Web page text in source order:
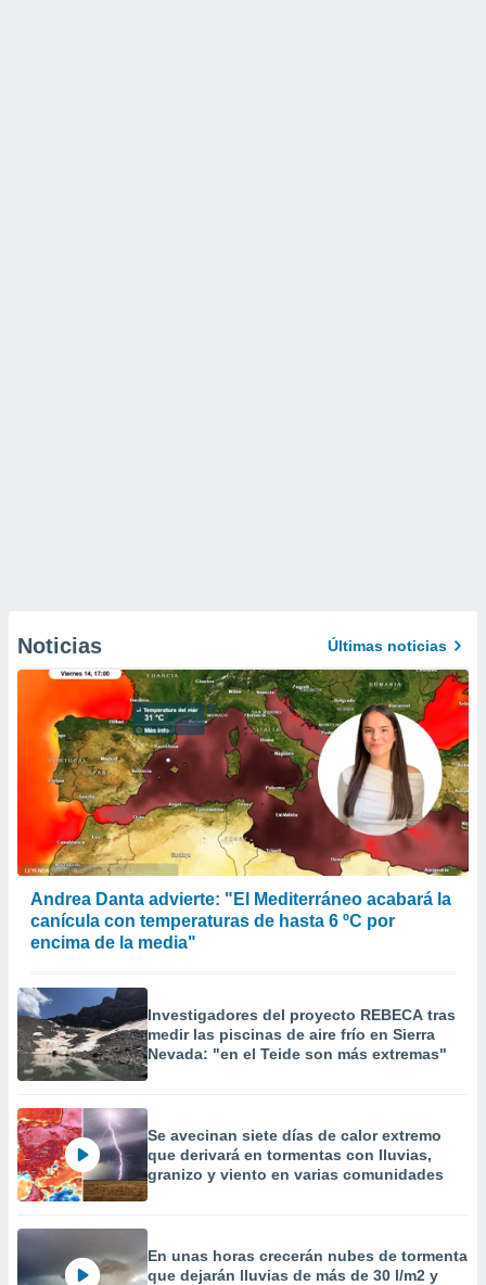
Noticias Últimas noticias
Andrea Danta advierte: "El Mediterráneo acabará la
canícula con temperaturas de hasta 6 ºC por
encima de la media"
Investigadores del proyecto REBECA tras
medir las piscinas de aire frío en Sierra
Nevada: "en el Teide son más extremas"
Se avecinan siete días de calor extremo
que derivará en tormentas con lluvias,
granizo y viento en varias comunidades
En unas horas crecerán nubes de tormenta
que dejarán lluvias de más de 30 l/m2 y